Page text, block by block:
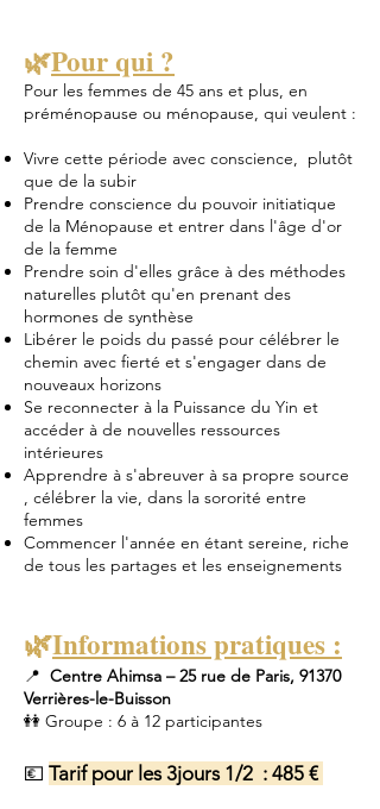
🌿Pour qui ?
Pour les femmes de 45 ans et plus, en
préménopause ou ménopause, qui veulent :
Vivre cette période avec conscience, plutôt
que de la subir
Prendre conscience du pouvoir initiatique
de la Ménopause et entrer dans l'âge d'or
de la femme
Prendre soin d'elles grâce à des méthodes
naturelles plutôt qu'en prenant des
hormones de synthèse
Libérer le poids du passé pour célébrer le
chemin avec fierté et s'engager dans de
nouveaux horizons
Se reconnecter à la Puissance du Yin et
accéder à de nouvelles ressources
intérieures
Apprendre à s'abreuver à sa propre source
, célébrer la vie, dans la sororité entre
femmes
Commencer l'année en étant sereine, riche
de tous les partages et les enseignements
🌿Informations pratiques :
📍 Centre Ahimsa – 25 rue de Paris, 91370
Verrières-le-Buisson
👭 Groupe : 6 à 12 participantes
💶 Tarif pour les 3jours 1/2 ​: 485 €